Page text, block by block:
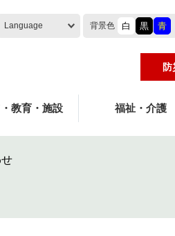
Language 背景色 白 黒 青
防
教育・施設 福祉・介護